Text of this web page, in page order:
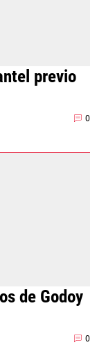
previo
0
de Godoy
0